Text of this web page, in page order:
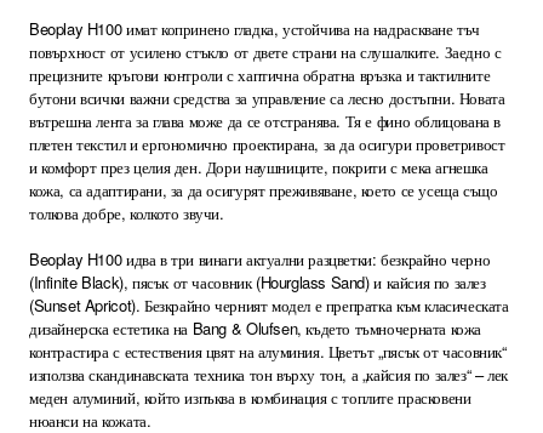
Beoplay H100 имат копринено гладка, устойчива на надраскване тъч
повърхност от усилено стъкло от двете страни на слушалките. Заедно с
прецизните кръгови контроли с хаптична обратна връзка и тактилните
бутони всички важни средства за управление са лесно достъпни. Новата
вътрешна лента за глава може да се отстранява. Тя е фино облицована в
плетен текстил и ергономично проектирана, за да осигури проветривост
и комфорт през целия ден. Дори наушниците, покрити с мека агнешка
кожа, са адаптирани, за да осигурят преживяване, което се усеща също
толкова добре, колкото звучи.
Beoplay H100 идва в три винаги актуални разцветки: безкрайно черно
(Infinite Black), пясък от часовник (Hourglass Sand) и кайсия по залез
(Sunset Apricot). Безкрайно черният модел е препратка към класическата
дизайнерска естетика на Bang & Olufsen, където тъмночерната кожа
контрастира с естествения цвят на алуминия. Цветът „пясък от часовник“
използва скандинавската техника тон върху тон, а „кайсия по залез“ – лек
меден алуминий, който изпъква в комбинация с топлите прасковени
нюанси на кожата.